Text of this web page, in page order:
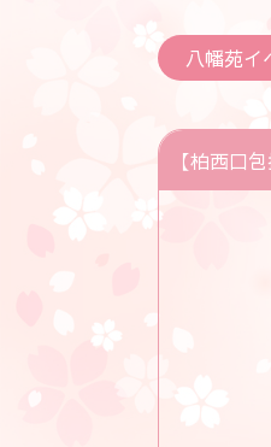
八幡苑イ
【柏西口